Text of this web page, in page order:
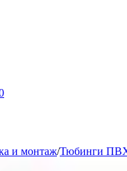
и монтаж/Тюбинги